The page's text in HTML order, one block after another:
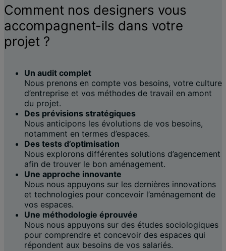
Comment nos designers vous
accompagnent-ils dans votre
projet ?
Un audit complet
Nous prenons en compte vos besoins, votre culture
d’entreprise et vos méthodes de travail en amont
du projet.
Des prévisions stratégiques
Nous anticipons les évolutions de vos besoins,
notamment en termes d’espaces.
Des tests d’optimisation
Nous explorons différentes solutions d’agencement
afin de trouver le bon aménagement.
Une approche innovante
Nous nous appuyons sur les dernières innovations
et technologies pour concevoir l’aménagement de
vos espaces.
Une méthodologie éprouvée
Nous nous appuyons sur des études sociologiques
pour comprendre et concevoir des espaces qui
répondent aux besoins de vos salariés.